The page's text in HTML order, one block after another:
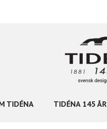
TIDÉNA TIDÉNA 145 ÅR